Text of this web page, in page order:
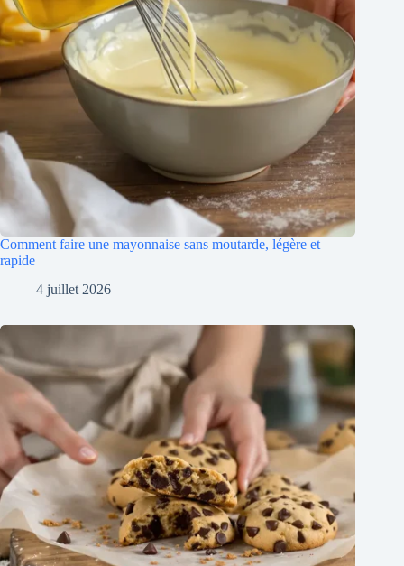
Comment faire une mayonnaise sans moutarde, légère et
rapide
4 juillet 2026